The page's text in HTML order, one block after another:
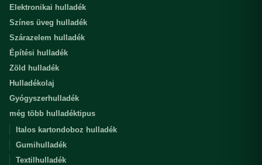
Elektronikai hulladék
Színes üveg hulladék
Szárazelem hulladék
Építési hulladék
Zöld hulladék
Hulladékolaj
Gyógyszerhulladék
még több hulladéktipus
Italos kartondoboz hulladék
Gumihulladék
Textilhulladék